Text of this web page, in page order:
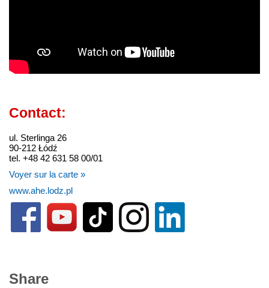
Contact:
ul. Sterlinga 26
90-212 Łódź
tel. +48 42 631 58 00/01
Voyer sur la carte »
www.ahe.lodz.pl
Share